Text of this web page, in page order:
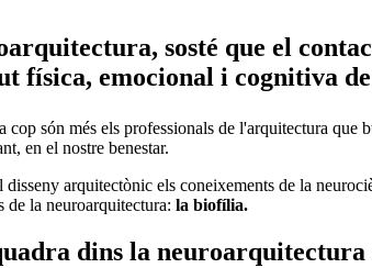
sosté que el
física, emocional i cognitiva de
cop són més els professionals de l'arquitectura que
en el nostre benestar.
disseny arquitectònic els coneixements de la
de la neuroarquitectura: la biofília.
dins la neuroarquitectura